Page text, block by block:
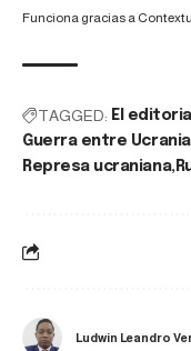
Funciona gracias a
TAGGED: El
Guerra entre Ucrania
Represa ucraniana
Ludwin Leandro